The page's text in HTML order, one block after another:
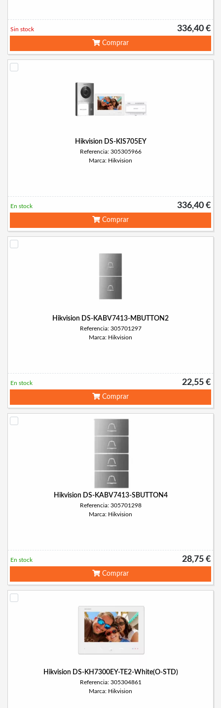
336,40 €
Sin stock
Comprar
Hikvision DS-KIS705EY
Referencia: 305305966
Marca: Hikvision
336,40 €
En stock
Comprar
Hikvision DS-KABV7413-MBUTTON2
Referencia: 305701297
Marca: Hikvision
22,55 €
En stock
Comprar
Hikvision DS-KABV7413-SBUTTON4
Referencia: 305701298
Marca: Hikvision
28,75 €
En stock
Comprar
Hikvision DS-KH7300EY-TE2-White(O-STD)
Referencia: 305304861
Marca: Hikvision